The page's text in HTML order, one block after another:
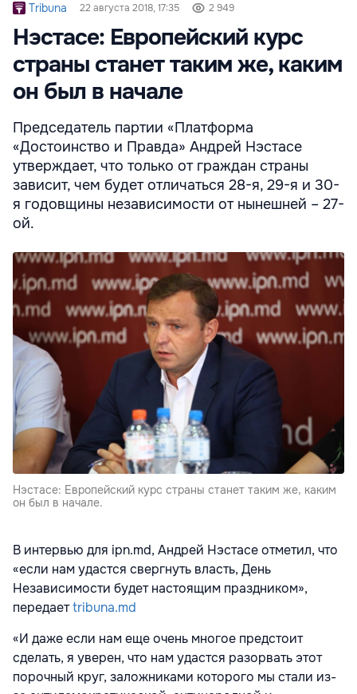
Tribuna 22 августа 2018, 17:35 2 949
Нэстасе: Европейский курс
страны станет таким же, каким
он был в начале
Председатель партии «Платформа
«Достоинство и Правда» Андрей Нэстасе
утверждает, что только от граждан страны
зависит, чем будет отличаться 28-я, 29-я и 30-
я годовщины независимости от нынешней – 27-
ой.
Нэстасе: Европейский курс страны станет таким же, каким
он был в начале.
В интервью для ipn.md, Андрей Нэстасе отметил, что
«если нам удастся свергнуть власть, День
Независимости будет настоящим праздником»,
передаетtribuna.md
«И даже если нам еще очень многое предстоит
сделать, я уверен, что нам удастся разорвать этот
порочный круг, заложниками которого мы стали из-